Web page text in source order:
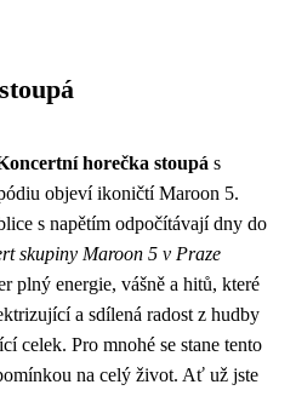
horečka stoupá s
objeví ikoničtí Maroon 5.
s napětím odpočítávají dny do
skupiny Maroon 5 v Praze
plný energie, vášně a hitů, které
a sdílená radost z hudby
celek. Pro mnohé se stane tento
na celý život. Ať už jste